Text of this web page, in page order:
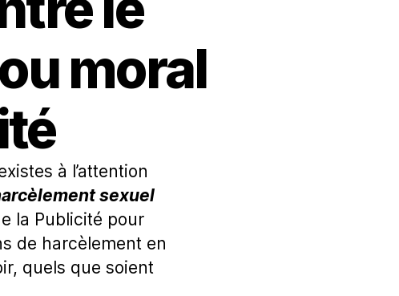
moral
à l’attention
sexuel
la Publicité pour
de harcèlement en
quels que soient